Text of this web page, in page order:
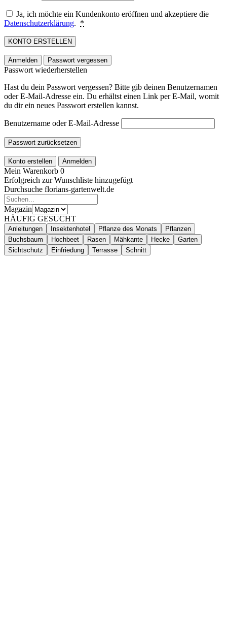
Ja, ich möchte ein Kundenkonto eröffnen und akzeptiere die
Datenschutzerklärung. *
KONTO ERSTELLEN
Anmelden Passwort vergessen
Passwort wiederherstellen
Hast du dein Passwort vergessen? Bitte gib deinen Benutzernamen
oder E-Mail-Adresse ein. Du erhältst einen Link per E-Mail, womit
du dir ein neues Passwort erstellen kannst.
Benutzername oder E-Mail-Adresse
Passwort zurücksetzen
Konto erstellen Anmelden
Mein Warenkorb 0
Erfolgreich zur Wunschliste hinzugefügt
Durchsuche florians-gartenwelt.de
Magazin
HÄUFIG GESUCHT
Anleitungen Insektenhotel Pflanze des Monats
Pflanzen
Buchsbaum
Hochbeet Rasen Mähkante Hecke
Garten
Sichtschutz
Einfriedung Terrasse Schnitt